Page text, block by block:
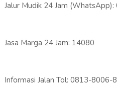
Jalur Mudik 24 Jam
Jasa Marga 24 Jam: 14080
Informasi Jalan Tol: 0813-8006-